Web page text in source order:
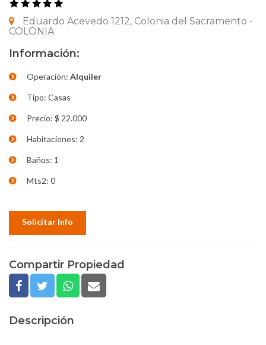
Eduardo Acevedo 1212, Colonia del Sacramento -
COLONIA
Información:
Operación: Alquiler
Tipo: Casas
Precio: $ 22.000
Habitaciones: 2
Baños: 1
Mts2: 0
Solicitar Info
Compartir Propiedad
Descripción